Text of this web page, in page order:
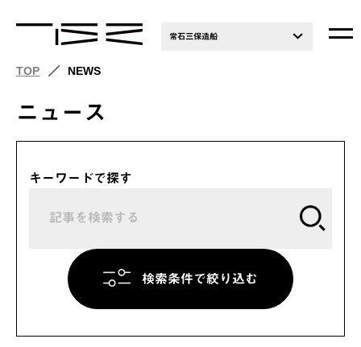
常石三保造船
TOP NEWS
ニュース
キーワードで探す
検索条件で絞り込む